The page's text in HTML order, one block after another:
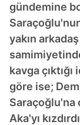
gündemine
yakın
kavga
göre ise;
Aka'yı